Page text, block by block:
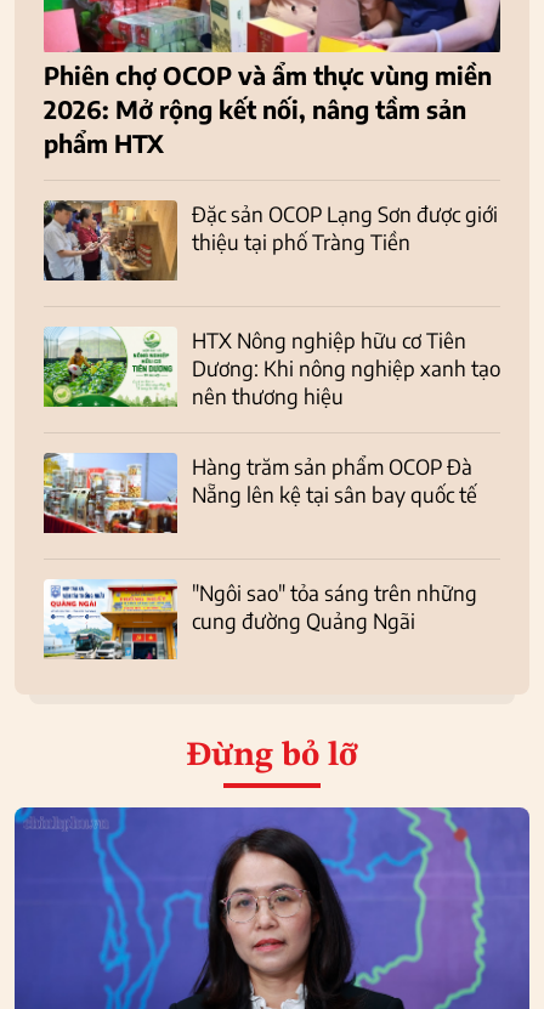
Phiên chợ OCOP và ẩm thực vùng miền
2026: Mở rộng kết nối, nâng tầm sản
phẩm HTX
Đặc sản OCOP Lạng Sơn được giới
thiệu tại phố Tràng Tiền
HTX Nông nghiệp hữu cơ Tiên
Dương: Khi nông nghiệp xanh tạo
nên thương hiệu
Hàng trăm sản phẩm OCOP Đà
Nẵng lên kệ tại sân bay quốc tế
"Ngôi sao" tỏa sáng trên những
cung đường Quảng Ngãi
Đừng bỏ lỡ